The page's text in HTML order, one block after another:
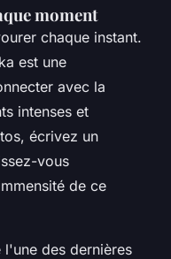
moment
chaque instant.
est une
avec la
intenses et
écrivez un
vous
de ce
l'une des dernières